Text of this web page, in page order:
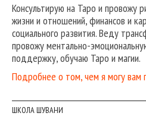
Консультирую на Таро и провожу
жизни и отношений, финансов и
социального развития. Веду
провожу ментально-
поддержку, обучаю Таро и магии.
Подробнее о том, чем я могу вам
ШКОЛА ШУВАНИ